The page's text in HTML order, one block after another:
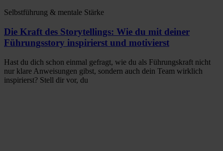
Selbstführung & mentale Stärke
Die Kraft des Storytellings: Wie du mit deiner
Führungsstory inspirierst und motivierst
Hast du dich schon einmal gefragt, wie du als Führungskraft nicht
nur klare Anweisungen gibst, sondern auch dein Team wirklich
inspirierst? Stell dir vor, du